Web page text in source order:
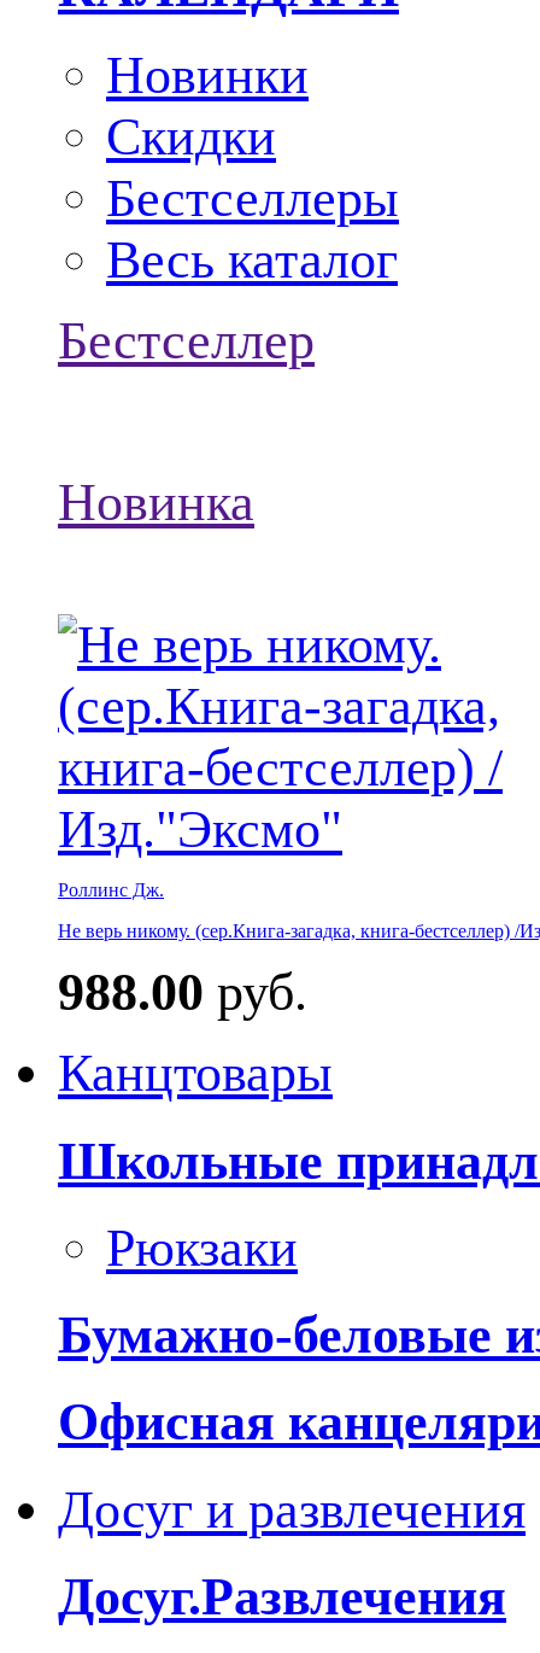
Новинки
Скидки
Бестселлеры
Весь каталог
Бестселлер
Новинка
Роллинс Дж.
Не верь никому. (сер.Книга-загадка, книга-бестселлер) /
988.00 руб.
Канцтовары
Школьные
Рюкзаки
Бумажно-беловые
Офисная
Досуг и развлечения
Досуг.Развлечения